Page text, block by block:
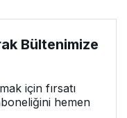
Bültenimize
için fırsatı
hemen